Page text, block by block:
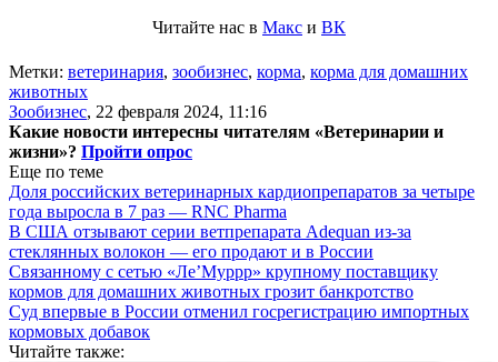
Читайте нас в Макс и ВК
Метки: ветеринария, зообизнес, корма, корма для домашних
животных
Зообизнес, 22 февраля 2024, 11:16
Какие новости интересны читателям «Ветеринарии и
жизни»? Пройти опрос
Еще по теме
Доля российских ветеринарных кардиопрепаратов за четыре
года выросла в 7 раз — RNC Pharma
В США отзывают серии ветпрепарата Adequan из-за
стеклянных волокон — его продают и в России
Связанному с сетью «Ле’Муррр» крупному поставщику
кормов для домашних животных грозит банкротство
Суд впервые в России отменил госрегистрацию импортных
кормовых добавок
Читайте также: